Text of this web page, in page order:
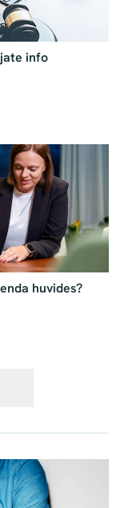
info
huvides?